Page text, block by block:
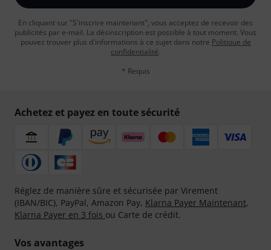
En cliquant sur "S'inscrire maintenant", vous acceptez de recevoir des
publicités par e-mail. La désinscription est possible à tout moment. Vous
pouvez trouver plus d'informations à ce sujet dans notre Politique de
confidentialité.
* Requis
Achetez et payez en toute sécurité
Réglez de manière sûre et sécurisée par Virement
(IBAN/BIC), PayPal, Amazon Pay, Klarna Payer Maintenant,
Klarna Payer en 3 fois ou Carte de crédit.
Vos avantages